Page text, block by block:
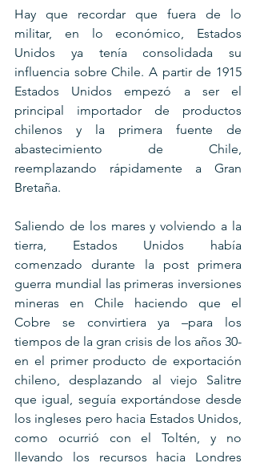
Hay que recordar que fuera de lo
militar, en lo económico, Estados
Unidos ya tenía consolidada su
influencia sobre Chile. A partir de 1915
Estados Unidos empezó a ser el
principal importador de productos
chilenos y la primera fuente de
abastecimiento de Chile,
reemplazando rápidamente a Gran
Bretaña.
Saliendo de los mares y volviendo a la
tierra, Estados Unidos había
comenzado durante la post primera
guerra mundial las primeras inversiones
mineras en Chile haciendo que el
Cobre se convirtiera ya –para los
tiempos de la gran crisis de los años 30-
en el primer producto de exportación
chileno, desplazando al viejo Salitre
que igual, seguía exportándose desde
los ingleses pero hacia Estados Unidos,
como ocurrió con el Toltén, y no
llevando los recursos hacia Londres